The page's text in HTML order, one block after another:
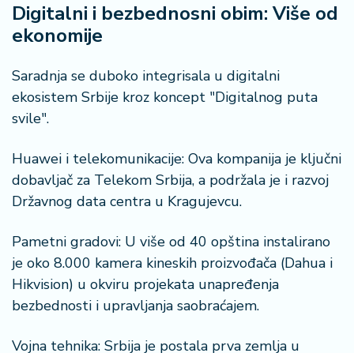
Digitalni i bezbednosni obim: Više od
ekonomije
Saradnja se duboko integrisala u digitalni
ekosistem Srbije kroz koncept "Digitalnog puta
svile".
Huawei i telekomunikacije: Ova kompanija je ključni
dobavljač za Telekom Srbija, a podržala je i razvoj
Državnog data centra u Kragujevcu.
Pametni gradovi: U više od 40 opština instalirano
je oko 8.000 kamera kineskih proizvođača (Dahua i
Hikvision) u okviru projekata unapređenja
bezbednosti i upravljanja saobraćajem.
Vojna tehnika: Srbija je postala prva zemlja u